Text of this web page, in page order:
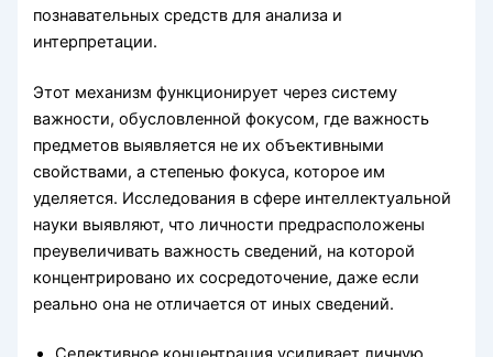
познавательных средств для анализа и
интерпретации.
Этот механизм функционирует через систему
важности, обусловленной фокусом, где важность
предметов выявляется не их объективными
свойствами, а степенью фокуса, которое им
уделяется. Исследования в сфере интеллектуальной
науки выявляют, что личности предрасположены
преувеличивать важность сведений, на которой
концентрировано их сосредоточение, даже если
реально она не отличается от иных сведений.